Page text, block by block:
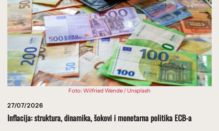
Foto: Wilfried Wende / Unsplash
27/07/2026
Inflacija: struktura, dinamika, šokovi i monetarna politika ECB-a